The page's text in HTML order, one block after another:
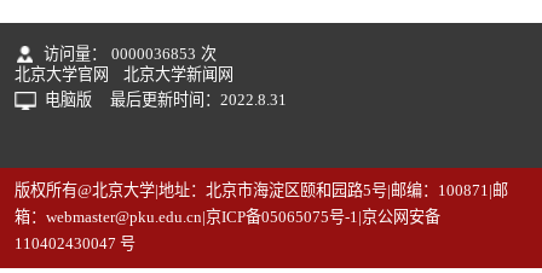
访问量： 0000036853 次
北京大学官网
北京大学新闻网
电脑版
最后更新时间： 2022.8.31
版权所有@北京大学|地址：北京市海淀区颐和园路5号|邮编：100871|邮
箱：webmaster@pku.edu.cn|京ICP备05065075号-1|京公网安备
110402430047 号